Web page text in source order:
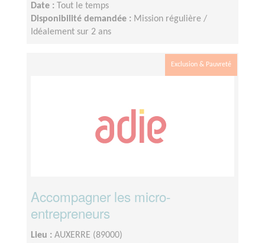
Date :
Tout le temps
Disponibilité demandée : Mission régulière /
Idéalement sur 2 ans
Exclusion & Pauvreté
Accompagner les micro-
entrepreneurs
Lieu : AUXERRE (89000)